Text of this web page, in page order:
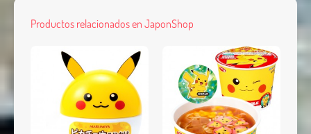
Productos relacionados en JaponShop